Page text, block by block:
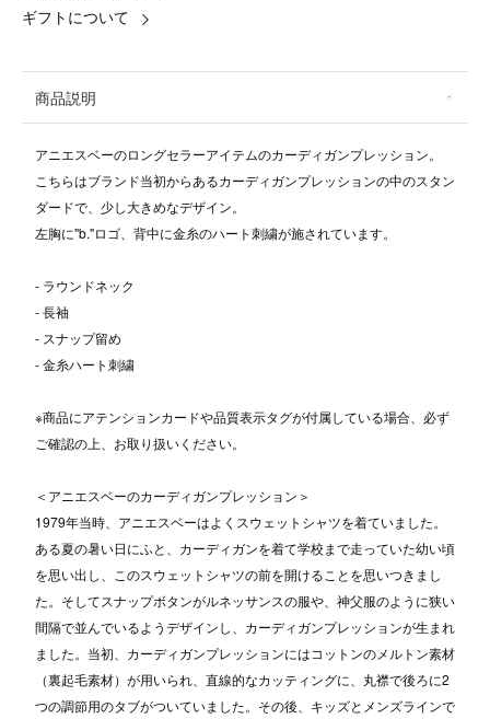
ギフトについて
商品説明
アニエスベーのロングセラーアイテムのカーディガンプレッション。
こちらはブランド当初からあるカーディガンプレッションの中のスタン
ダードで、少し大きめなデザイン。
左胸に"b."ロゴ、背中に金糸のハート刺繍が施されています。
- ラウンドネック
- 長袖
- スナップ留め
- 金糸ハート刺繍
※商品にアテンションカードや品質表示タグが付属している場合、必ず
ご確認の上、お取り扱いください。
＜アニエスベーのカーディガンプレッション＞
1979年当時、アニエスベーはよくスウェットシャツを着ていました。
ある夏の暑い日にふと、カーディガンを着て学校まで走っていた幼い頃
を思い出し、このスウェットシャツの前を開けることを思いつきまし
た。そしてスナップボタンがルネッサンスの服や、神父服のように狭い
間隔で並んでいるようデザインし、カーディガンプレッションが生まれ
ました。当初、カーディガンプレッションにはコットンのメルトン素材
（裏起毛素材）が用いられ、直線的なカッティングに、丸襟で後ろに2
つの調節用のタブがついていました。その後、キッズとメンズラインで